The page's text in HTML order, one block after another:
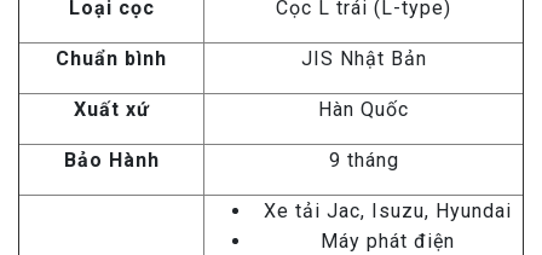
Loại cọc Cọc L trái (L-type)
Chuẩn bình JIS Nhật Bản
Xuất xứ Hàn Quốc
Bảo Hành 9 tháng
Xe tải Jac, Isuzu, Hyundai
Máy phát điện